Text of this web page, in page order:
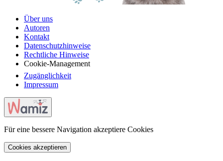
Über uns
Autoren
Kontakt
Datenschutzhinweise
Rechtliche Hinweise
Cookie-Management
Zugänglichkeit
Impressum
Für eine bessere Navigation akzeptiere Cookies
Cookies akzeptieren